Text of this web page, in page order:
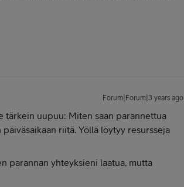
Forum|Forum|3 years ago
tärkein uupuu: Miten saan parannettua
riitä. Yöllä löytyy resursseja
parannan yhteyksieni laatua, mutta